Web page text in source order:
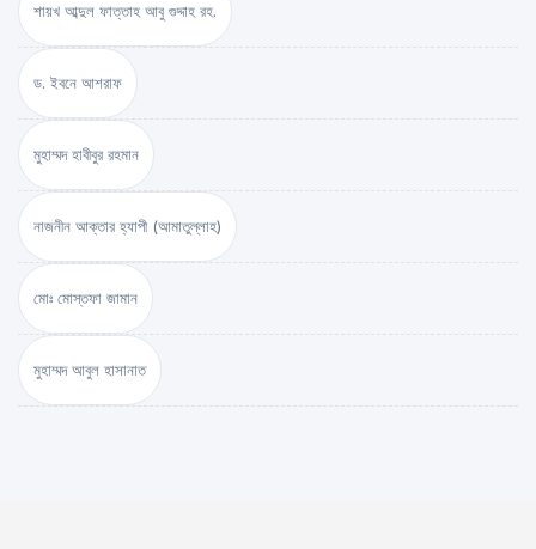
শায়খ আব্দুল ফাত্তাহ আবু গুদ্দাহ রহ.
ড. ইবনে আশরাফ
মুহাম্মদ হাবীবুর রহমান
নাজনীন আক্তার হ্যাপী (আমাতুল্লাহ)
মোঃ মোস্তফা জামান
মুহাম্মদ আবুল হাসানাত